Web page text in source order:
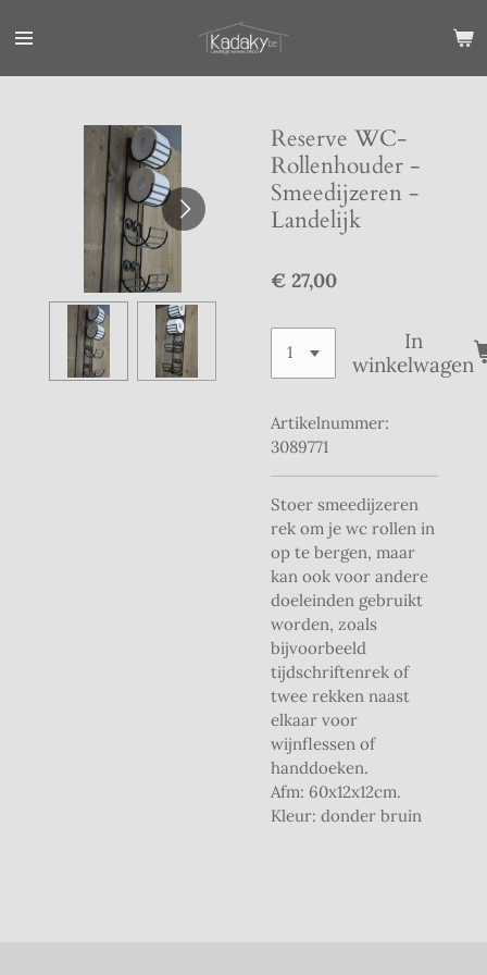
direct
Reserve WC-
Rollenhouder -
Smeedijzeren -
Landelijk
€ 27,00
In
winkelwagen
Artikelnummer:
3089771
Stoer smeedijzeren
rek om je wc rollen in
op te bergen, maar
kan ook voor andere
doeleinden gebruikt
worden, zoals
bijvoorbeeld
tijdschriftenrek of
twee rekken naast
elkaar voor
wijnflessen of
handdoeken.
Afm: 60x12x12cm.
Kleur: donder bruin